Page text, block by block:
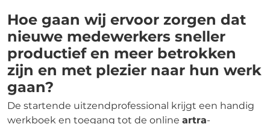
Hoe gaan wij ervoor zorgen dat
nieuwe medewerkers sneller
productief en meer betrokken
zijn en met plezier naar hun werk
gaan?
De startende uitzendprofessional krijgt een handig
werkboek en toegang tot de online artra-